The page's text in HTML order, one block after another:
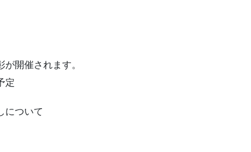
開催されます。
定
について